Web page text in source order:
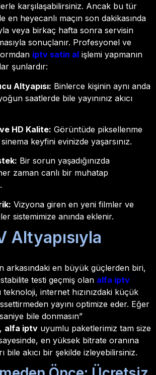
karşılaşabilirsiniz. Ancak bu tür
en heyecanlı maçın son dakikasında
veya birkaç hafta sonra servisin
sonuçlanır. Profesyonel ve
iptv satin al işlemi yapmanın
şunlardır:
Altyapısı: Binlerce kişinin aynı anda
saatlerde bile yayınınız akıcı
HD Kalite: Görüntüde piksellenme
keyfini evinizde yaşarsınız.
Bir sorun yaşadığınızda
zaman canlı bir muhatap
Vizyona giren en yeni filmler ve
sistemimize anında eklenir.
Altyapısıyla
arkasındaki en büyük güçlerden biri,
testi geçmiş olan alfa iptv
internet hızınızdaki küçük
yayını optimize eder. Eğer
bile donmasın”
alfa iptv uyumlu paketlerimiz tam size
en yüksek bitrate oranına
bile akıcı bir şekilde izleyebilirsiniz.